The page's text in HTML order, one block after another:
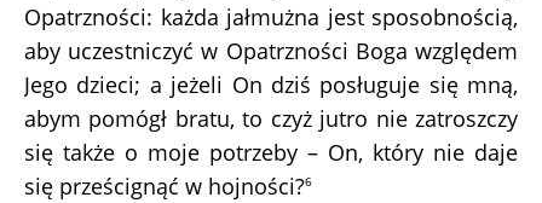
Opatrzności: każda jałmużna jest sposobnością,
aby uczestniczyć w Opatrzności Boga względem
Jego dzieci; a jeżeli On dziś posługuje się mną,
abym pomógł bratu, to czyż jutro nie zatroszczy
się także o moje potrzeby – On, który nie daje
się prześcignąć w hojności?6